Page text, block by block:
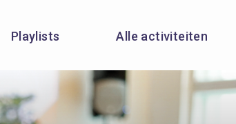
Playlists Alle activiteiten